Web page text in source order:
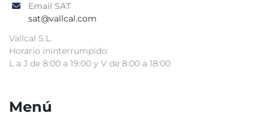
Email SAT
sat@vallcal.com
Vallcal S.L.
Horario ininterrumpido:
L a J de 8:00 a 19:00 y V de 8:00 a 18:00
Menú